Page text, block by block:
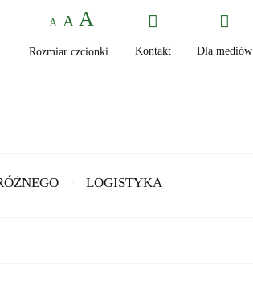
Rozmiar czcionki Kontakt Dla mediów
LOGISTYKA